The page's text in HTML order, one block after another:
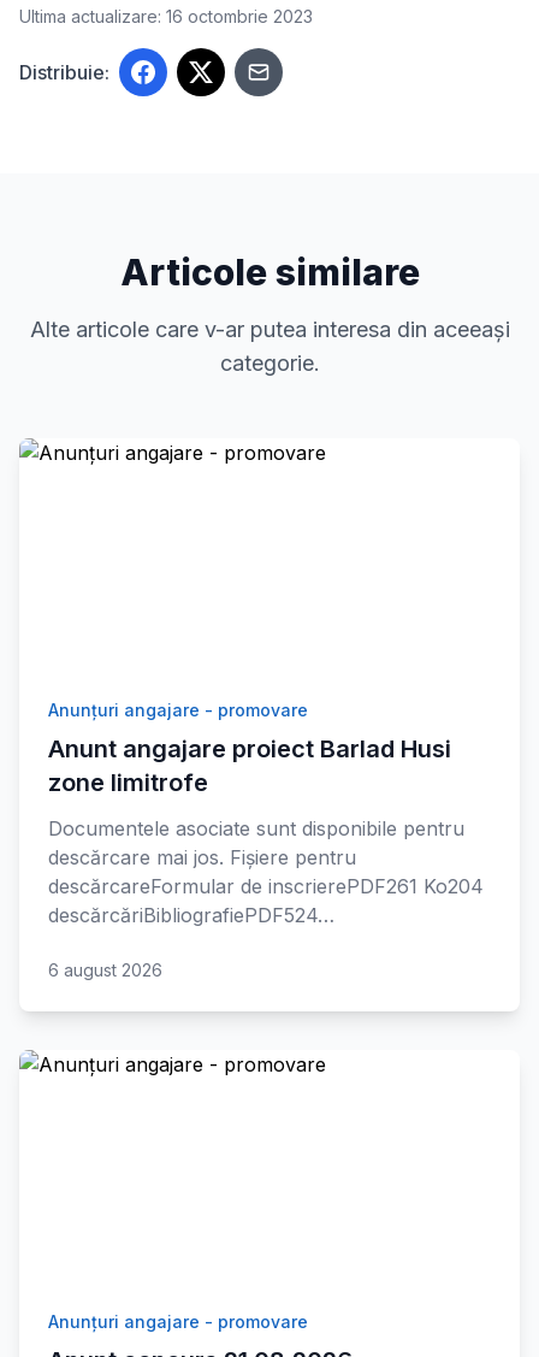
Ultima actualizare: 16 octombrie 2023
Distribuie:
Articole similare
Alte articole care v-ar putea interesa din aceeași
categorie.
Anunțuri angajare - promovare
Anunt angajare proiect Barlad Husi
zone limitrofe
Documentele asociate sunt disponibile pentru
descărcare mai jos. Fișiere pentru
descărcareFormular de inscrierePDF261 Ko204
descărcăriBibliografiePDF524…
6 august 2026
Anunțuri angajare - promovare